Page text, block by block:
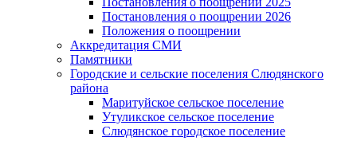
Постановления о поощрении 2026
Положения о поощрении
Аккредитация СМИ
Памятники
Городские и сельские поселения Слюдянского
района
Маритуйское сельское поселение
Утуликское сельское поселение
Слюдянское городское поселение